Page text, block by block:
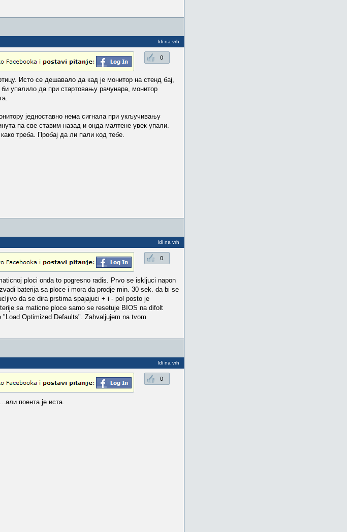
Idi na vrh
0
Исто се дешавало да кад је монитор на стенд бај,
упалило да при стартовању рачунара, монитор
једноставно нема сигнала при укључивању
па све ставим назад и онда малтене увек упали.
треба. Пробај да ли пали код тебе.
Idi na vrh
0
ploci onda to pogresno radis. Prvo se iskljuci napon
baterija sa ploce i mora da prodje min. 30 sek. da bi se
da se dira prstima spajajuci + i - pol posto je
sa maticne ploce samo se resetuje BIOS na difolt
Optimized Defaults". Zahvaljujem na tvom
Idi na vrh
0
поента је иста.